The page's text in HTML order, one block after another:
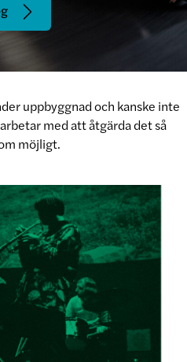
uppbyggnad och kanske inte
med att åtgärda det så
möjligt.